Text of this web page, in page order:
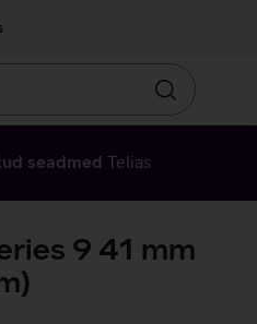
Otsin
seadmed Telias
9 41 mm